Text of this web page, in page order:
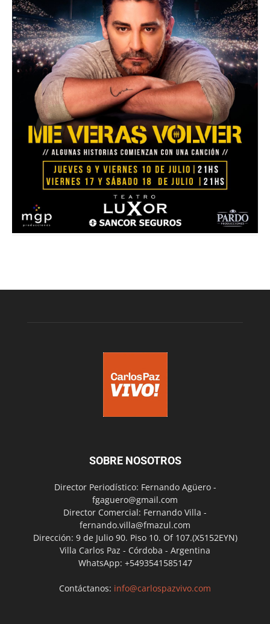
SOBRE NOSOTROS
Director Periodístico: Fernando Agüero -
fgaguero@gmail.com
Director Comercial: Fernando Villa -
fernando.villa@fmazul.com
Dirección: 9 de Julio 90. Piso 10. Of 107.(X5152EYN)
Villa Carlos Paz - Córdoba - Argentina
WhatsApp: +5493541585147
Contáctanos: info@carlospazvivo.com